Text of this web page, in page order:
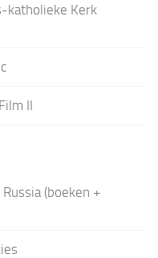
katholieke Kerk
II
(boeken +